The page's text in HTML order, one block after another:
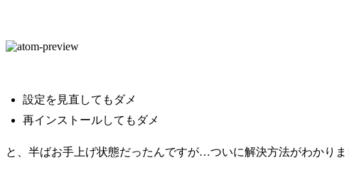
設定を見直してもダメ
再インストールしてもダメ
と、半ばお手上げ状態だったんですが…ついに解決方法がわかりま